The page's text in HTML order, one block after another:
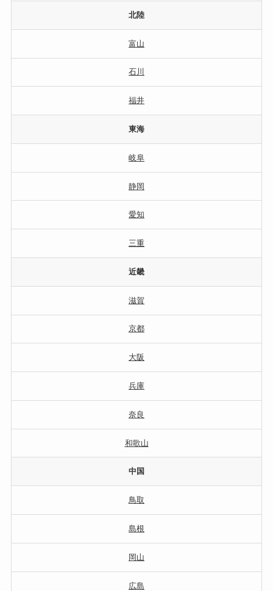
北陸
富山
石川
福井
東海
岐阜
静岡
愛知
三重
近畿
滋賀
京都
大阪
兵庫
奈良
和歌山
中国
鳥取
島根
岡山
広島